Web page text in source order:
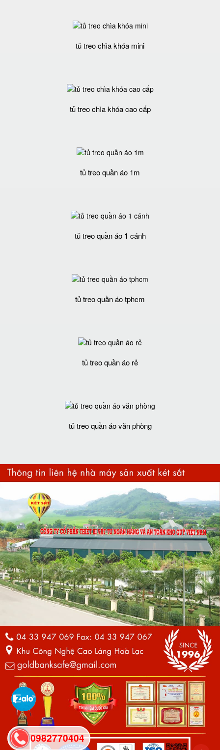
tủ treo chìa khóa mini
tủ treo chìa khóa cao cấp
tủ treo quần áo 1m
tủ treo quần áo 1 cánh
tủ treo quần áo tphcm
tủ treo quần áo rẻ
tủ treo quần áo văn phòng
0982770404